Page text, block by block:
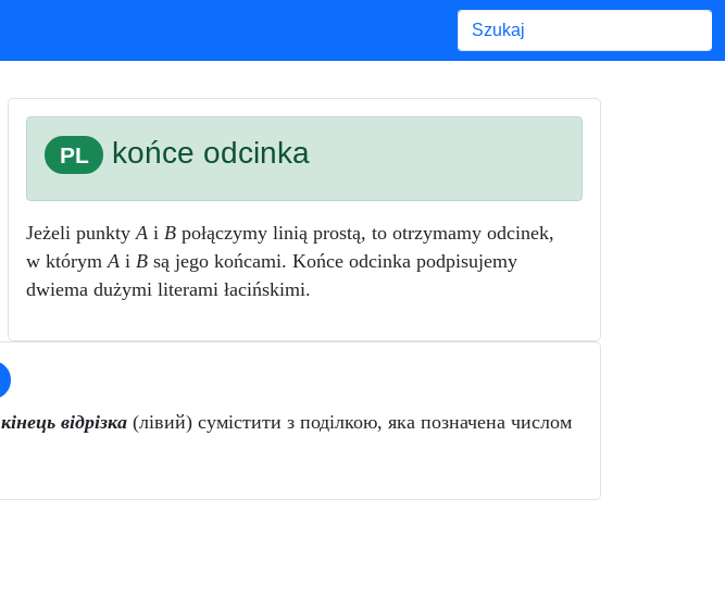
Begin typing for results.
PL końce odcinka
Jeżeli punktyA i B połączymy linią prostą, to otrzymamy odcinek,
w którymA i B są jego końcami. Końce odcinka podpisujemy
dwiema dużymi literami łacińskimi.
кінець відрізка (лівий) сумістити з поділкою, яка позначена числом